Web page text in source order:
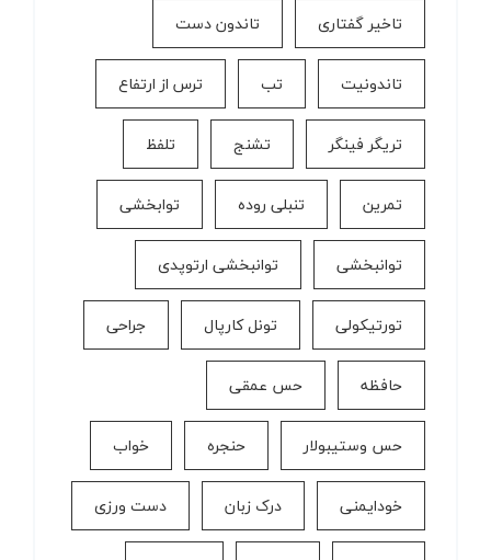
تاخیر گفتاری تاندون دست
تاندونیت تب ترس از ارتفاع
تریگر فینگر تشنج تلفظ
تمرین تنبلی روده توابخشی
توانبخشی توانبخشی ارتوپدی
تورتیکولی تونل کارپال جراحی
حافظه حس عمقی
حس وستیبولار حنجره خواب
خودایمنی درک زبان دست ورزی